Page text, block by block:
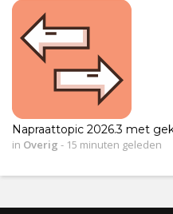
Napraattopic 2026.3 met
in Overig - 15 minuten geleden